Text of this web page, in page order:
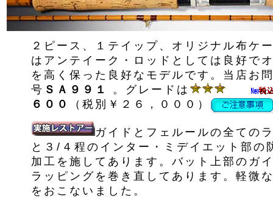
２ピース、１テイップ、オリジナル布ケ
はアンテイーク・ロッドとしては良好で
を高く保った良好なモデルです。当店お
号 ＳＡ９９１
。グレードは
６００
（税別￥２６，０００）
ガイドとフェルールの全ての
と３/４程のインター・ミデイエット部の
加工を施してあります。バット上部のガ
ラッピングを巻き直してあります。軽微
をおこないました。